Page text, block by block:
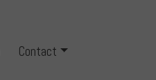
Contact